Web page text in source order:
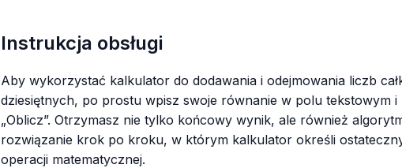
Instrukcja obsługi
Aby wykorzystać kalkulator do dodawania i odejmowania liczb
dziesiętnych, po prostu wpisz swoje równanie w polu tekstowym i
„Oblicz”. Otrzymasz nie tylko końcowy wynik, ale również
rozwiązanie krok po kroku, w którym kalkulator określi
operacji matematycznej.